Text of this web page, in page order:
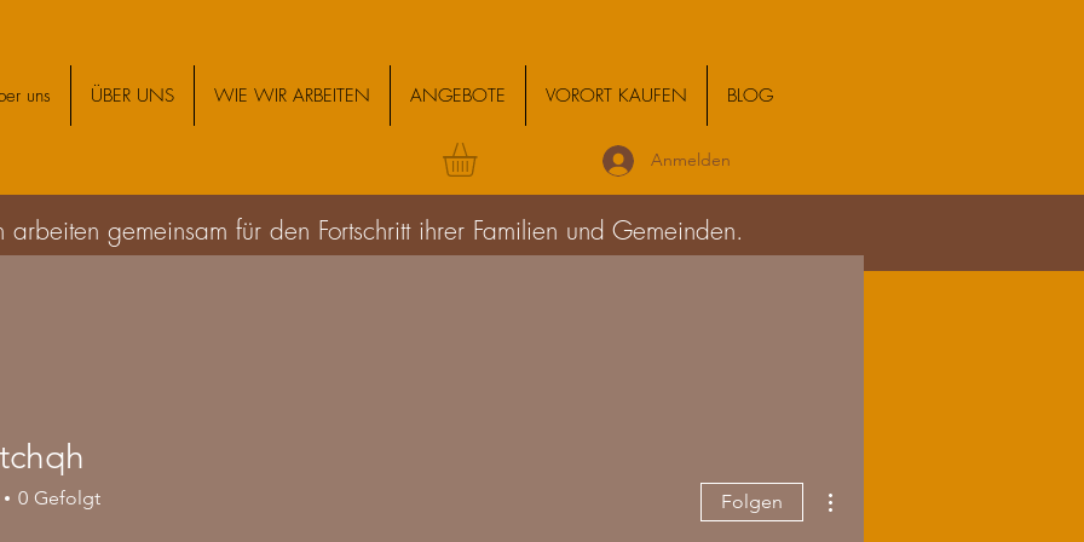
uns ÜBER UNS WIE WIR ARBEITEN ANGEBOTE VORORT KAUFEN BLOG
Anmelden
arbeiten gemeinsam für den Fortschritt ihrer Familien und Gemeinden.
0 Gefolgt Folgen